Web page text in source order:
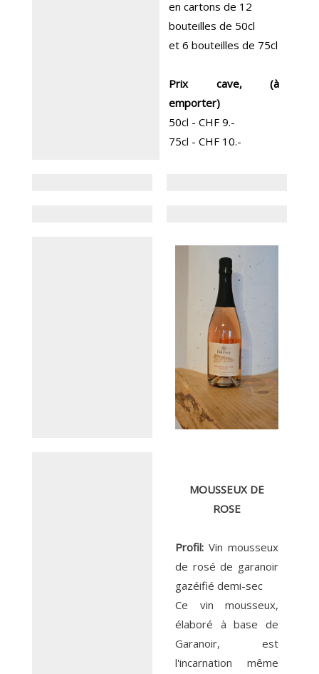
en cartons de 12
bouteilles de 50cl
et 6 bouteilles de 75cl
Prix cave, (à
emporter)
50cl - CHF 9.-
75cl - CHF 10.-
MOUSSEUX DE
ROSE
Profil: Vin mousseux
de rosé de garanoir
gazéifié demi-sec
Ce vin mousseux,
élaboré à base de
Garanoir, est
l'incarnation même